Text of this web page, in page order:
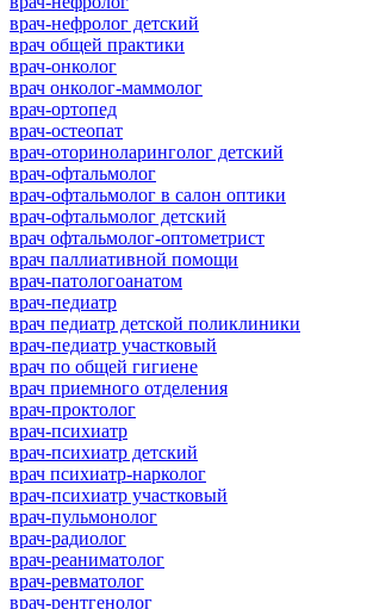
врач-нефролог детский
врач общей практики
врач-онколог
врач онколог-маммолог
врач-ортопед
врач-остеопат
врач-оториноларинголог детский
врач-офтальмолог
врач-офтальмолог в салон оптики
врач-офтальмолог детский
врач офтальмолог-оптометрист
врач паллиативной помощи
врач-патологоанатом
врач-педиатр
врач педиатр детской поликлиники
врач-педиатр участковый
врач по общей гигиене
врач приемного отделения
врач-проктолог
врач-психиатр
врач-психиатр детский
врач психиатр-нарколог
врач-психиатр участковый
врач-пульмонолог
врач-радиолог
врач-реаниматолог
врач-ревматолог
врач-рентгенолог